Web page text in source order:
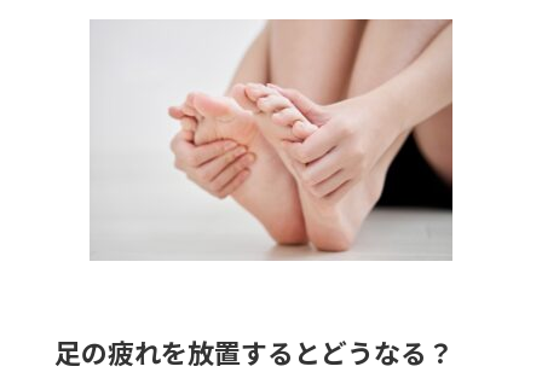
足の疲れを放置するとどうなる？